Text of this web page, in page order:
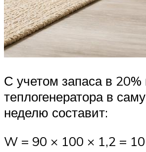
С учетом запаса в
теплогенератора в
неделю составит:
W = 90 × 100 × 1,2 =